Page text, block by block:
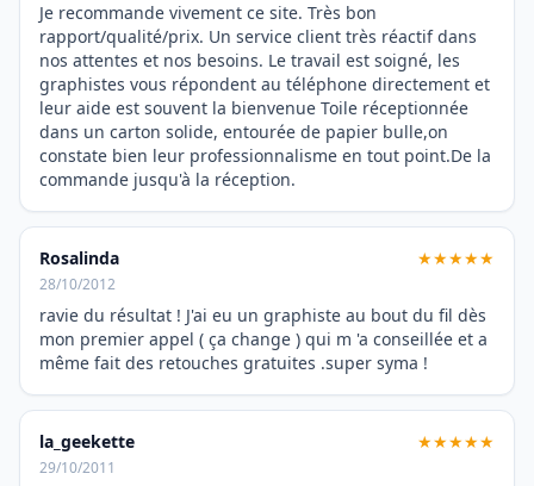
Je recommande vivement ce site. Très bon
rapport/qualité/prix. Un service client très réactif dans
nos attentes et nos besoins. Le travail est soigné, les
graphistes vous répondent au téléphone directement et
leur aide est souvent la bienvenue Toile réceptionnée
dans un carton solide, entourée de papier bulle,on
constate bien leur professionnalisme en tout point.De la
commande jusqu'à la réception.
Rosalinda ★★★★★
28/10/2012
ravie du résultat ! J'ai eu un graphiste au bout du fil dès
mon premier appel ( ça change ) qui m 'a conseillée et a
même fait des retouches gratuites .super syma !
la_geekette ★★★★★
29/10/2011